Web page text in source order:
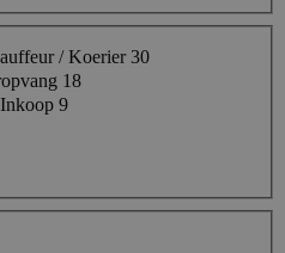
/ Koerier30
18
9